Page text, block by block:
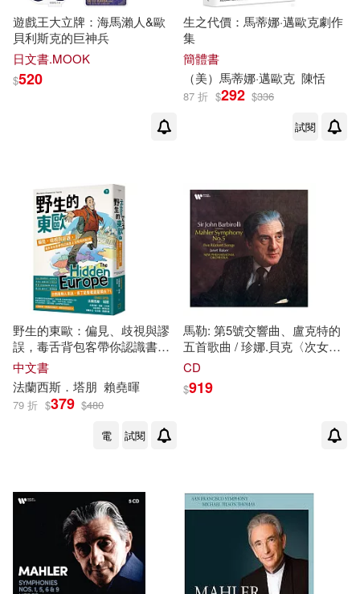
（美）喬伊絲·卡羅爾·歐茨(1)
（美）馬克·凱塞爾曼，喬爾·克里格
（美）馬克·湯普森(1)
（美）馬克·特拉克滕伯格(1)
（美）馬蒂娜·邁歐克(1)
（英）伊恩·克肖(1)
（英）理查德·埃文斯(1)
（英）馬克·韋爾德(1)
遊戲王大立牌：海馬瀨人&歐
貝利斯克的巨神兵
日文書.MOOK
$520
生之代價：馬蒂娜·邁歐克劇作
集
簡體書
（美）馬蒂娜·邁歐克 陳恬
87 折 $292 $336
試閱
野生的東歐：偏見、歧視與謬
誤，毒舌背包客帶你認識書上
沒有寫的歐洲(下冊，北馬其
頓、希臘、土耳其、保加利
亞、羅馬尼亞、摩爾多瓦、烏
克蘭、俄羅斯篇)
中文書
法蘭西斯．塔朋 賴堯暉
79 折 $379 $480
電
試閱
馬勒: 第5號交響曲、盧克特的
五首歌曲 / 珍娜.貝克〈次女高
音〉/ 巴畢羅里〈指揮〉/ 新愛
(Mahler: Symphony No. 5 &
Philharmonia Orchestra (2LP))
CD
$919